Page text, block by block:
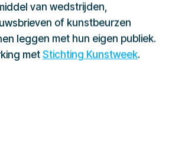
van wedstrijden,
of kunstbeurzen
leggen met hun eigen publiek.
metStichting Kunstweek.